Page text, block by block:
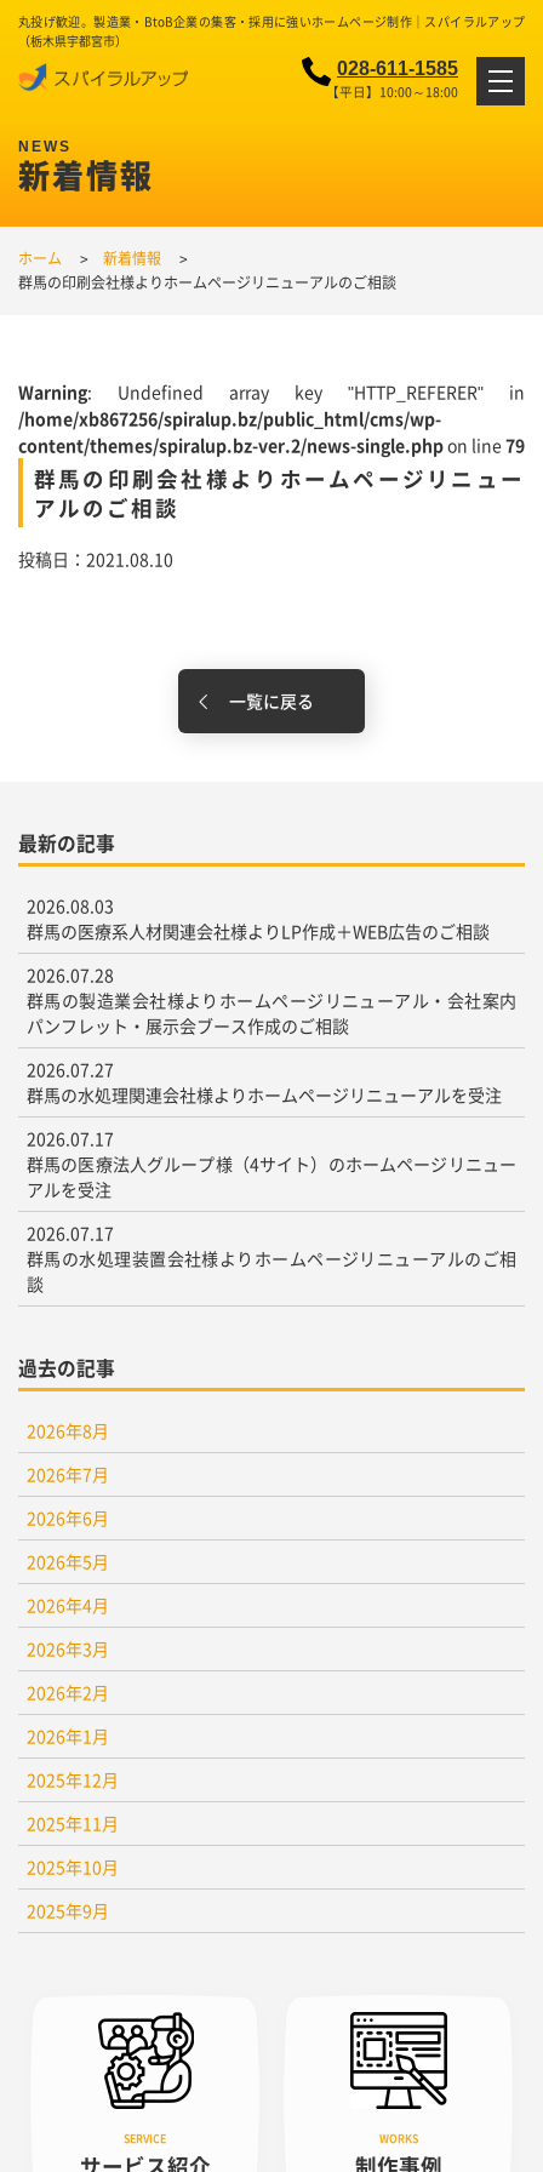
丸投げ歓迎。製造業・BtoB企業の集客・採用に強いホームページ制作｜スパイラルアップ
（栃木県宇都宮市）
028-611-1585
【平日】10:00～18:00
新着情報
ホーム
新着情報
群馬の印刷会社様よりホームページリニューアルのご相談
Warning: Undefined array key "HTTP_REFERER" in
/home/xb867256/spiralup.bz/public_html/cms/wp-
content/themes/spiralup.bz-ver.2/news-single.phpon line79
群馬の印刷会社様よりホームページリニュー
アルのご相談
投稿日：2021.08.10
一覧に戻る
最新の記事
2026.08.03
群馬の医療系人材関連会社様よりLP作成＋WEB広告のご相談
2026.07.28
群馬の製造業会社様よりホームページリニューアル・会社案内
パンフレット・展示会ブース作成のご相談
2026.07.27
群馬の水処理関連会社様よりホームページリニューアルを受注
2026.07.17
群馬の医療法人グループ様（4サイト）のホームページリニュー
アルを受注
2026.07.17
群馬の水処理装置会社様よりホームページリニューアルのご相
談
過去の記事
2026年8月
2026年7月
2026年6月
2026年5月
2026年4月
2026年3月
2026年2月
2026年1月
2025年12月
2025年11月
2025年10月
2025年9月